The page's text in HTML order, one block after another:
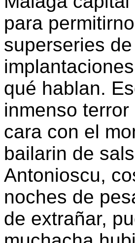
para
superseries
qué hablan.
inmenso
cara con el
bailarin de
Antonioscu,
noches de
de extrañar,